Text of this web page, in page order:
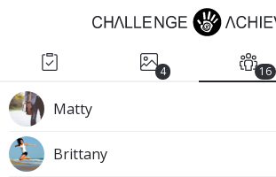
4 16
Matty
Brittany